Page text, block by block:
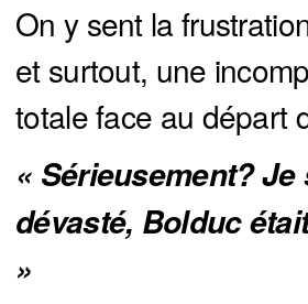
On y sent la
et surtout, une
totale face au départ
« Sérieusement? Je
dévasté, Bolduc
»